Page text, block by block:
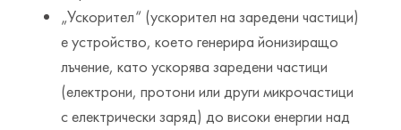
„Ускорител“ (ускорител на заредени частици)
е устройство, което генерира йонизиращо
лъчение, като ускорява заредени частици
(електрони, протони или други микрочастици
с електрически заряд) до високи енергии над